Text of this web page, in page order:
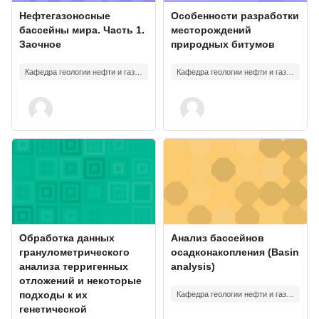
Изображение курса
Название курса
Нефтегазоносные
бассейны мира. Часть 1.
Заочное
Изображение курса
Название курса
Особенности разработки
месторождений
природных битумов
Изображение курса" Обработка данных гранулометрического
Изображение курса
Название курса
Обработка данных
гранулометрического
анализа терригенных
отложений и некоторые
подходы к их
генетической
Изображение курса" Анализ
Изображение курса
Название курса
Анализ бассейнов
осадконакопления (Basin
analysis)